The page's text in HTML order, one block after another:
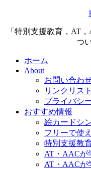
「特別支援教育，AT
つ
ホーム
About
お問い合わ
リンクリス
プライバシ
おすすめ情報
絵カードシ
フリーで使
特別支援教
AT・AACが
AT・AACが